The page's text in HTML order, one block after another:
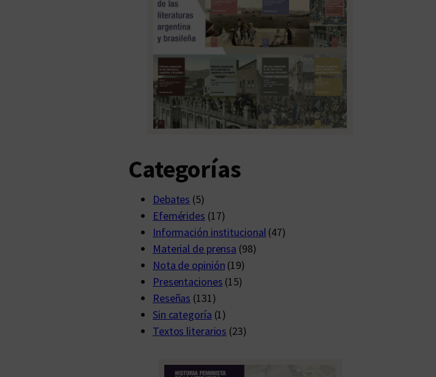
Categorías
Debates (5)
Efemérides (17)
Información institucional(47)
Material de prensa (98)
Nota de opinión (19)
Presentaciones (15)
Reseñas (131)
Sin categoría (1)
Textos literarios (23)